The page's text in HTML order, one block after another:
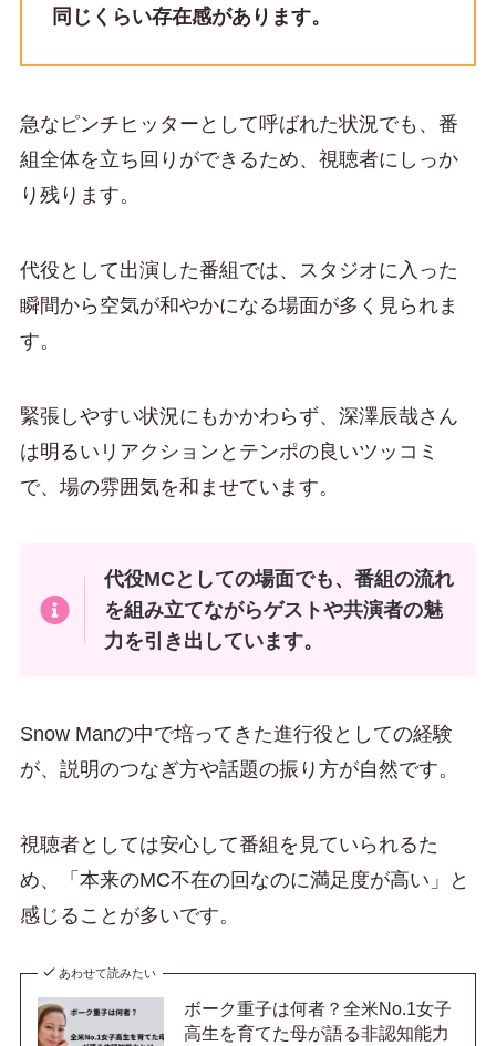
同じくらい存在感があります。
急なピンチヒッターとして呼ばれた状況でも、番
組全体を立ち回りができるため、視聴者にしっか
り残ります。
代役として出演した番組では、スタジオに入った
瞬間から空気が和やかになる場面が多く見られま
す。
緊張しやすい状況にもかかわらず、深澤辰哉さん
は明るいリアクションとテンポの良いツッコミ
で、場の雰囲気を和ませています。
代役MCとしての場面でも、番組の流れ
を組み立てながらゲストや共演者の魅
力を引き出しています。
Snow Manの中で培ってきた進行役としての経験
が、説明のつなぎ方や話題の振り方が自然です。
視聴者としては安心して番組を見ていられるた
め、「本来のMC不在の回なのに満足度が高い」と
感じることが多いです。
あわせて読みたい
ボーク重子は何者？全米No.1女子
高生を育てた母が語る非認知能力